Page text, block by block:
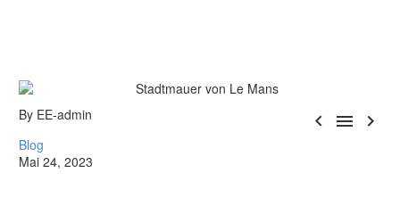
  
By EE-admin
Blog
Mai 24, 2023